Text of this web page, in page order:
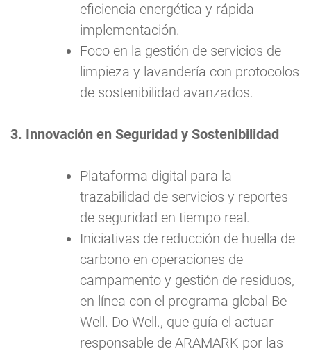
eficiencia energética y rápida
implementación.
Foco en la gestión de servicios de
limpieza y lavandería con protocolos
de sostenibilidad avanzados.
3. Innovación en Seguridad y Sostenibilidad
Plataforma digital para la
trazabilidad de servicios y reportes
de seguridad en tiempo real.
Iniciativas de reducción de huella de
carbono en operaciones de
campamento y gestión de residuos,
en línea con el programa global Be
Well. Do Well., que guía el actuar
responsable de ARAMARK por las